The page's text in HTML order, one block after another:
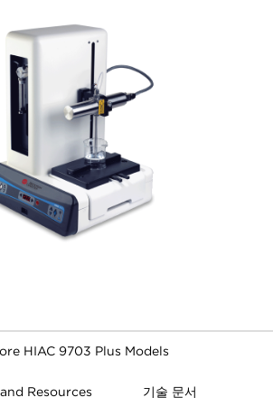
HIAC 9703 Plus Models
Resources 기술 문서